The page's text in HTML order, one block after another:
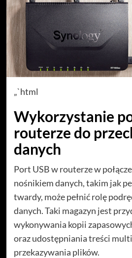
„`html
Wykorzystanie
routerze do
danych
Port USB w routerze w
nośnikiem danych, takim jak
twardy, może pełnić rolę
danych. Taki magazyn jest
wykonywania kopii
oraz udostępniania treści
przekazywania plików.